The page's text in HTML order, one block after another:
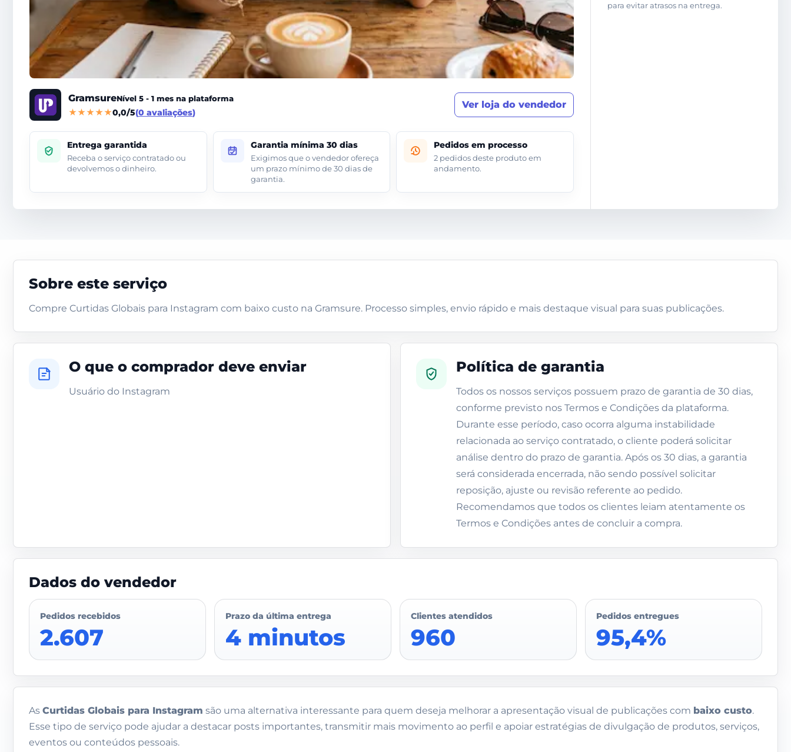
Gramsure
0,0/5 0 avaliações
Nível 5 - 1 mes na plataforma
Ver loja do vendedor
Entrega garantida
Receba o serviço contratado ou
devolvemos o dinheiro.
Garantia mínima 30 dias
Exigimos que o vendedor ofereça
um prazo mínimo de 30 dias de
garantia.
Pedidos em processo
2 pedidos deste produto em
andamento.
para evitar atrasos na entrega.
Sobre este serviço
Compre Curtidas Globais para Instagram com baixo custo na Gramsure. Processo simples, envio rápido e mais destaque visual para suas publicações.
O que o comprador deve enviar
Usuário do Instagram
Política de garantia
Todos os nossos serviços possuem prazo de garantia de 30 dias,
conforme previsto nos Termos e Condições da plataforma.
Durante esse período, caso ocorra alguma instabilidade
relacionada ao serviço contratado, o cliente poderá solicitar
análise dentro do prazo de garantia. Após os 30 dias, a garantia
será considerada encerrada, não sendo possível solicitar
reposição, ajuste ou revisão referente ao pedido.
Recomendamos que todos os clientes leiam atentamente os
Termos e Condições antes de concluir a compra.
Dados do vendedor
Pedidos recebidos
2.607
Prazo da última entrega
4 minutos
Clientes atendidos
960
Pedidos entregues
95,4%
As Curtidas Globais para Instagram são uma alternativa interessante para quem deseja melhorar a apresentação visual de publicações com baixo custo.
Esse tipo de serviço pode ajudar a destacar posts importantes, transmitir mais movimento ao perfil e apoiar estratégias de divulgação de produtos, serviços,
eventos ou conteúdos pessoais.